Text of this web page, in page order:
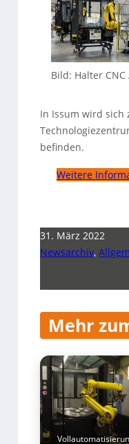
Bild: Halter
In Issum wird sich
befinden.
Weitere
31. März 2022
Newsarchiv,
Mehr